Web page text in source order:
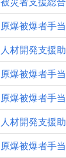
原爆被爆者手
人材開発支援
原爆被爆者手
原爆被爆者手
人材開発支援
原爆被爆者手